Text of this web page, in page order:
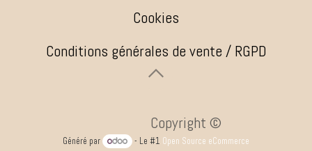
Cookies
Conditions générales de vente / RGPD
​ ​Copyright ©
Généré par - Le #1 Open Source eCommerce